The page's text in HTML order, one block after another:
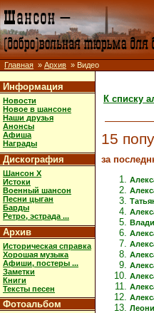
Главная » Архив » Видео
Информация
Новости
Новое в шансоне
Наши друзья
Анонсы
Афиша
Награды
Дискография
Шансон X
Истоки
Военный шансон
Песни цыган
Барды
Ретро, эстрада ...
Архив
Историческая справка
Хорошая музыка
Афиши, постеры ...
Заметки
Книги
Тексты песен
Фотоальбом
К списку
15
за